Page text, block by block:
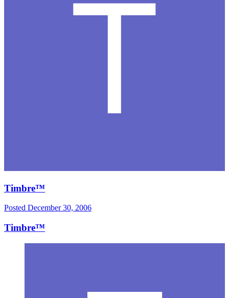
Timbre™
Posted December 30, 2006
Timbre™